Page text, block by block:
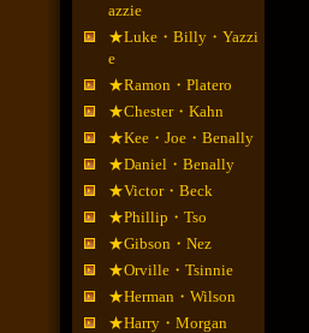
azzie
★Luke・Billy・Yazzi
e
★Ramon・Platero
★Chester・Kahn
★Kee・Joe・Benally
★Daniel・Benally
★Victor・Beck
★Phillip・Tso
★Gibson・Nez
★Orville・Tsinnie
★Herman・Wilson
★Harry・Morgan